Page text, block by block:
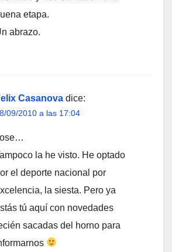
etapa.
abrazo.
Casanova dice:
09/2010 a las 17:04
la he visto. He optado
el deporte nacional por
la siesta. Pero ya
tú aquí con novedades
sacadas del horno para